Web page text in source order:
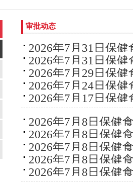
审批动态
2026年7月31日保
2026年7月31日保
2026年7月29日保
2026年7月24日保
2026年7月17日保
2026年7月8日保健
2026年7月8日保健
2026年7月8日保健
2026年7月8日保健
2026年7月8日保健